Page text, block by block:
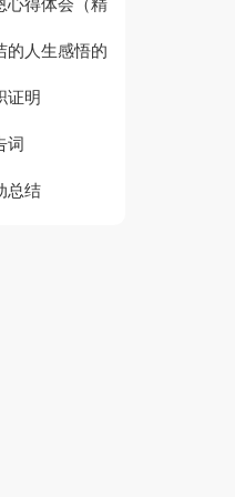
心得体会（精
的人生感悟的
30句
证明
词
总结